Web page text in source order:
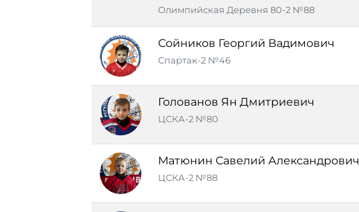
Олимпийская Деревня 80-2 №88
Сойников Георгий Вадимович
Спартак-2 №46
Голованов Ян Дмитриевич
ЦСКА-2 №80
Матюнин Савелий Александрович
ЦСКА-2 №88